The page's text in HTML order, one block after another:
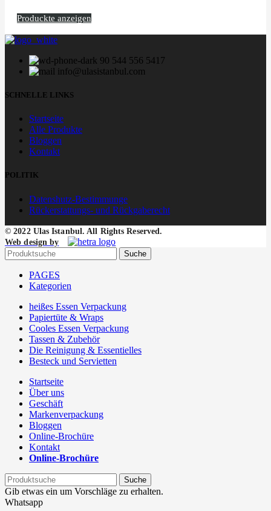
Produckte anzeigen
90 544 556 5417
info@ulasistanbul.com
SCHNELLE LINKS
Startseite
Alle Produkte
Bloggen
Kontakt
POLITIK
Datenshutz-Bestimmunge
Rückerstattungs- und Rückgaberecht
© 2022 Ulas Istanbul. All Rights Reserved.
Web design by
Suche
PAGES
Kategorien
heißes Essen Verpackung
Papiertüte & Wraps
Cooles Essen Verpackung
Tassen & Zubehör
Die Reinigung & Essentielles
Besteck und Servietten
Startseite
Über uns
Geschäft
Markenverpackung
Bloggen
Online-Brochüre
Kontakt
Online-Brochüre
Suche
Gib etwas ein um Vorschläge zu erhalten.
Whatsapp